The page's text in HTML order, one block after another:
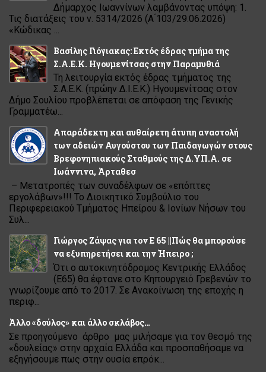
Δήμαρχος Ιωαννίνων λαμβάνοντας υπόψη: 1.
Τις διατάξεις του ν. 5314/2026 (Α ́103/29.06.2026)
«Κώδικας ...
Βασίλης Γιόγιακας: Εκτός έδρας τμήμα της
Σ.Α.Ε.Κ. Ηγουμενίτσας στην Παραμυθιά
Τη λειτουργία εκτός έδρας τμήματος της
Σ.Α.Ε.Κ. (πρώην Δ.Ι.Ε.Κ.) Ηγουμενίτσας στον
Δήμο Σουλίου προβλέπεται σε απόφαση της Γενικής
Γραμματέω...
Απαράδεκτη και αυθαίρετη άτυπη αναστολή
των αδειών Αυγούστου των Παιδαγωγών στους
Βρεφονηπιακούς Σταθμούς της Δ.ΥΠ.Α. σε
Ιωάννινα, Άρταθεσ
– Μετατροπές των συναδέλφων σε «επόπτες
εργολάβων»!!! Το Διοικητικό Συμβούλιο του
Περιφερειακού Τμήματος Ηπείρου & Ιονίων Νήσων του
Συλ...
Γιώργος Ζάψας για τον Ε 65 ||Πώς θα μπορούσε
να εξυπηρετήσει και την Ήπειρο ;
Ότι ο αυτοκινητόδρομος Κεντρικής Ελλάδος
(Ε65) θα έφτανε στο Κηπουργειό Γρεβενών το
γνωρίζουμε από το 2017. Σε Ανακοίνωση της εποχής η
περιφ...
Άλλο «δούλος» και άλλο σκλάβος…
Σε προηγούμενο άρθρο μας μιλήσαμε για τον θεσμό της
«δουλείας» στην αρχαία Ελλάδα και προσπαθήσαμε να
εξηγήσουμε πως στην ουσία επρόκ...